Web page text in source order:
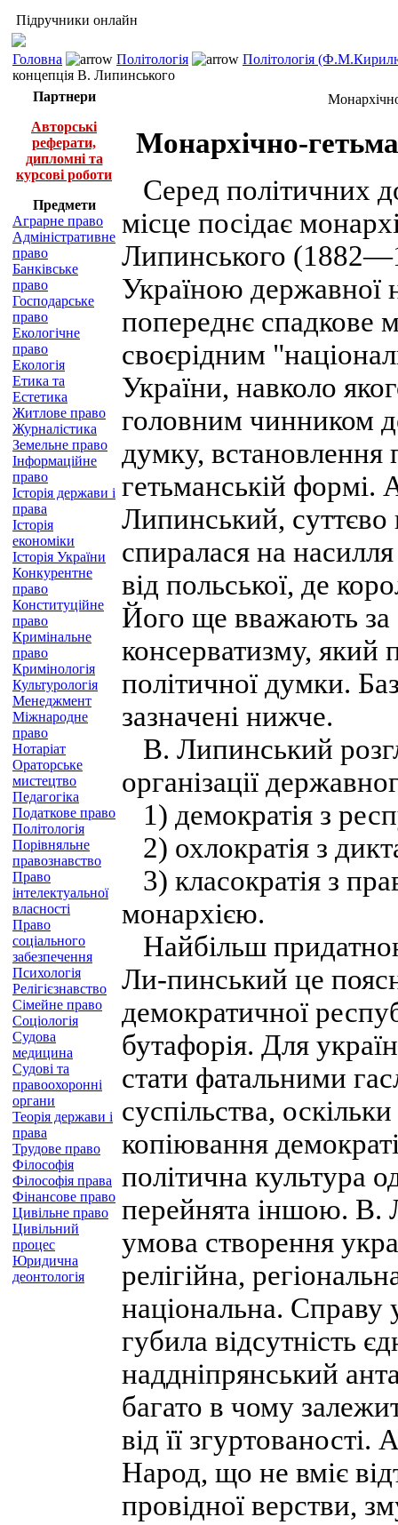
Підручники онлайн
Головна Політологія
Політологія
концепція В. Липинського
Партнери
Авторські
реферати,
дипломні та
курсові роботи
Предмети
Аграрне право
Адміністративне
право
Банківське
право
Господарське
право
Екологічне
право
Екологія
Етика та
Естетика
Житлове право
Журналістика
Земельне право
Інформаційне
право
Історія держави і
права
Історія
економіки
Історія України
Конкурентне
право
Конституційне
право
Кримінальне
право
Кримінологія
Культурологія
Менеджмент
Міжнародне
право
Нотаріат
Ораторське
мистецтво
Педагогіка
Податкове право
Політологія
Порівняльне
правознавство
Право
інтелектуальної
власності
Право
соціального
забезпечення
Психологія
Релігієзнавство
Сімейне право
Соціологія
Судова
медицина
Судові та
правоохоронні
органи
Теорія держави і
права
Трудове право
Філософія
Філософія права
Фінансове право
Цивільне право
Цивільний
процес
Юридична
деонтологія
Монархічно-
Серед політичних
місце посідає
Липинського
Україною державної
попереднє спадкове
своєрідним
України, навколо
головним чинником
думку, встановлення
гетьманській
Липинський, суттєво
спиралася на
від польської, де
Його ще вважають за
консерватизму, який
політичної думки.
зазначені нижче.
В. Липинський
організації
1) демократія з
2) охлократія з
3) класократія з
монархією.
Найбільш
Ли-пинський це
демократичної
бутафорія. Для
стати фатальними
суспільства,
копіювання
політична культура
перейнята іншою. В.
умова створення
релігійна,
національна. Справу
губила відсутність
наддніпрянський
багато в чому
від її
Народ, що не вміє
провідної верстви,